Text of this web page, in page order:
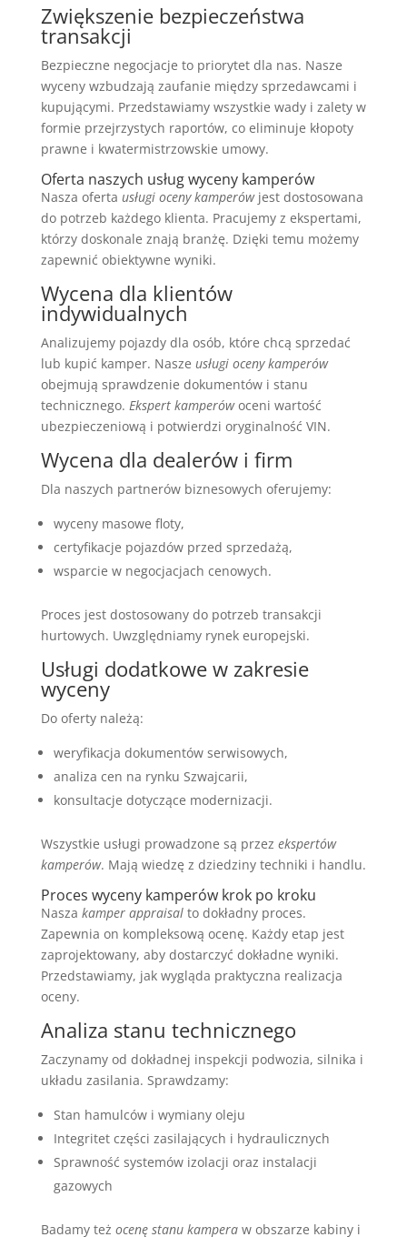
Zwiększenie bezpieczeństwa
transakcji
Bezpieczne negocjacje to priorytet dla nas. Nasze
wyceny wzbudzają zaufanie między sprzedawcami i
kupującymi. Przedstawiamy wszystkie wady i zalety w
formie przejrzystych raportów, co eliminuje kłopoty
prawne i kwatermistrzowskie umowy.
Oferta naszych usług wyceny kamperów
Nasza oferta usługi oceny kamperówjest dostosowana
do potrzeb każdego klienta. Pracujemy z ekspertami,
którzy doskonale znają branżę. Dzięki temu możemy
zapewnić obiektywne wyniki.
Wycena dla klientów
indywidualnych
Analizujemy pojazdy dla osób, które chcą sprzedać
lub kupić kamper. Nasze usługi oceny kamperów
obejmują sprawdzenie dokumentów i stanu
technicznego. Ekspert kamperówoceni wartość
ubezpieczeniową i potwierdzi oryginalność VIN.
Wycena dla dealerów i firm
Dla naszych partnerów biznesowych oferujemy:
wyceny masowe floty,
certyfikacje pojazdów przed sprzedażą,
wsparcie w negocjacjach cenowych.
Proces jest dostosowany do potrzeb transakcji
hurtowych. Uwzględniamy rynek europejski.
Usługi dodatkowe w zakresie
wyceny
Do oferty należą:
weryfikacja dokumentów serwisowych,
analiza cen na rynku Szwajcarii,
konsultacje dotyczące modernizacji.
Wszystkie usługi prowadzone są przez ekspertów
kamperów. Mają wiedzę z dziedziny techniki i handlu.
Proces wyceny kamperów krok po kroku
Nasza kamper appraisalto dokładny proces.
Zapewnia on kompleksową ocenę. Każdy etap jest
zaprojektowany, aby dostarczyć dokładne wyniki.
Przedstawiamy, jak wygląda praktyczna realizacja
oceny.
Analiza stanu technicznego
Zaczynamy od dokładnej inspekcji podwozia, silnika i
układu zasilania. Sprawdzamy:
Stan hamulców i wymiany oleju
Integritet części zasilających i hydraulicznych
Sprawność systemów izolacji oraz instalacji
gazowych
Badamy też ocenę stanu kamperaw obszarze kabiny i